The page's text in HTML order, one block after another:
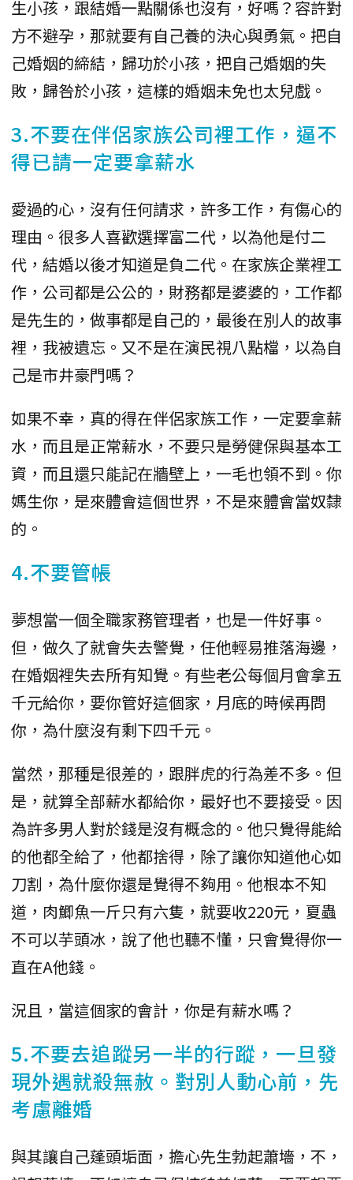
生小孩，跟結婚一點關係也沒有，好嗎？容許對
方不避孕，那就要有自己養的決心與勇氣。把自
己婚姻的締結，歸功於小孩，把自己婚姻的失
敗，歸咎於小孩，這樣的婚姻未免也太兒戲。
3.不要在伴侶家族公司裡工作，逼不
得已請一定要拿薪水
愛過的心，沒有任何請求，許多工作，有傷心的
理由。很多人喜歡選擇富二代，以為他是付二
代，結婚以後才知道是負二代。在家族企業裡工
作，公司都是公公的，財務都是婆婆的，工作都
是先生的，做事都是自己的，最後在別人的故事
裡，我被遺忘。又不是在演民視八點檔，以為自
己是市井豪門嗎？
如果不幸，真的得在伴侶家族工作，一定要拿薪
水，而且是正常薪水，不要只是勞健保與基本工
資，而且還只能記在牆壁上，一毛也領不到。你
媽生你，是來體會這個世界，不是來體會當奴隸
的。
4.不要管帳
夢想當一個全職家務管理者，也是一件好事。
但，做久了就會失去警覺，任他輕易推落海邊，
在婚姻裡失去所有知覺。有些老公每個月會拿五
千元給你，要你管好這個家，月底的時候再問
你，為什麼沒有剩下四千元。
當然，那種是很差的，跟胖虎的行為差不多。但
是，就算全部薪水都給你，最好也不要接受。因
為許多男人對於錢是沒有概念的。他只覺得能給
的他都全給了，他都捨得，除了讓你知道他心如
刀割，為什麼你還是覺得不夠用。他根本不知
道，肉鯽魚一斤只有六隻，就要收220元，夏蟲
不可以芋頭冰，說了他也聽不懂，只會覺得你一
直在A他錢。
況且，當這個家的會計，你是有薪水嗎？
5.不要去追蹤另一半的行蹤，一旦發
現外遇就殺無赦。對別人動心前，先
考慮離婚
與其讓自己蓬頭垢面，擔心先生勃起蕭墻，不，